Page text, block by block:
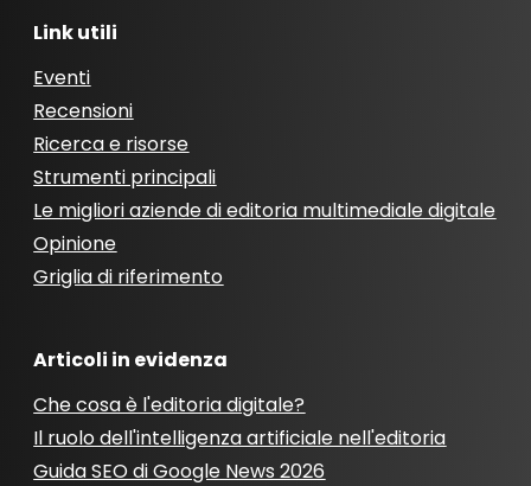
Link utili
Eventi
Recensioni
Ricerca e risorse
Strumenti principali
Le migliori aziende di editoria multimediale digitale
Opinione
Griglia di riferimento
Articoli in evidenza
Che cosa è l'editoria digitale?
Il ruolo dell'intelligenza artificiale nell'editoria
Guida SEO di Google News 2026